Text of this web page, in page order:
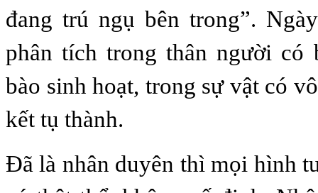
đang trú ngụ bên trong”.
phân tích trong thân người có
bào sinh hoạt, trong sự vật có
kết tụ thành.
Đã là nhân duyên thì mọi hình